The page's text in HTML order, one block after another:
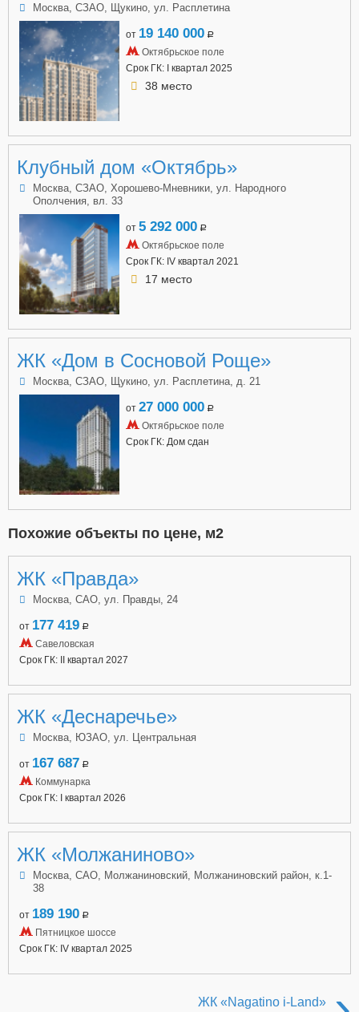
Москва, СЗАО, Щукино, ул. Расплетина
от 19 140 000 a
Октябрьское поле
Срок ГК: I квартал 2025
38 место
Клубный дом «Октябрь»
Москва, СЗАО, Хорошево-Мневники, ул. Народного
Ополчения, вл. 33
от 5 292 000 a
Октябрьское поле
Срок ГК: IV квартал 2021
17 место
ЖК «Дом в Сосновой Роще»
Москва, СЗАО, Щукино, ул. Расплетина, д. 21
от 27 000 000 a
Октябрьское поле
Срок ГК: Дом сдан
Похожие объекты по цене, м2
ЖК «Правда»
Москва, САО, ул. Правды, 24
от 177 419 a
Савеловская
Срок ГК: II квартал 2027
ЖК «Деснаречье»
Москва, ЮЗАО, ул. Центральная
от 167 687 a
Коммунарка
Срок ГК: I квартал 2026
ЖК «Молжаниново»
Москва, САО, Молжаниновский, Молжаниновский район, к.1-
38
от 189 190 a
Пятницкое шоссе
Срок ГК: IV квартал 2025
ЖК «Nagatino i-Land»